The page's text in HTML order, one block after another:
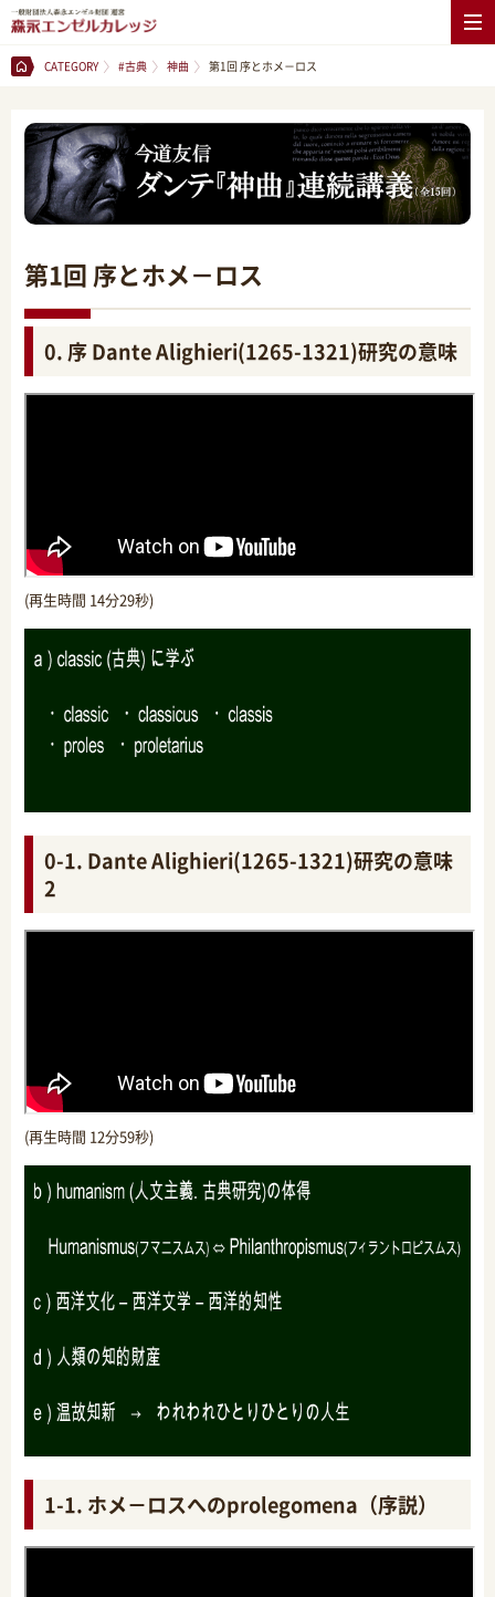
CATEGORY #古典 神曲 第1回 序とホメ－ロス
第1回 序とホメ－ロス
0. 序 Dante Alighieri(1265-1321)研究の意味
(再生時間 14分29秒)
0-1. Dante Alighieri(1265-1321)研究の意味
2
(再生時間 12分59秒)
1-1. ホメ－ロスへのprolegomena（序説）